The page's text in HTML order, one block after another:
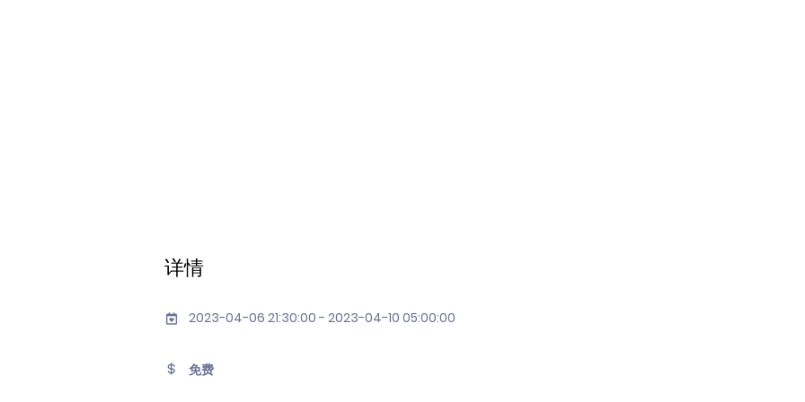
详情
2023-04-06 21:30:00 - 2023-04-10 05:00:00
免费